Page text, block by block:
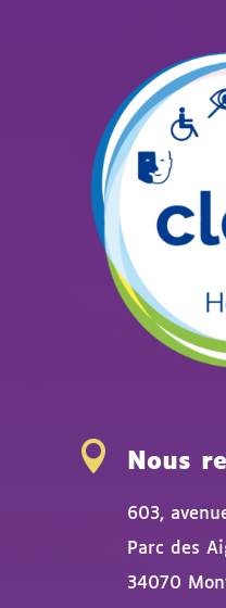
 Nous
603,
Parc des
34070